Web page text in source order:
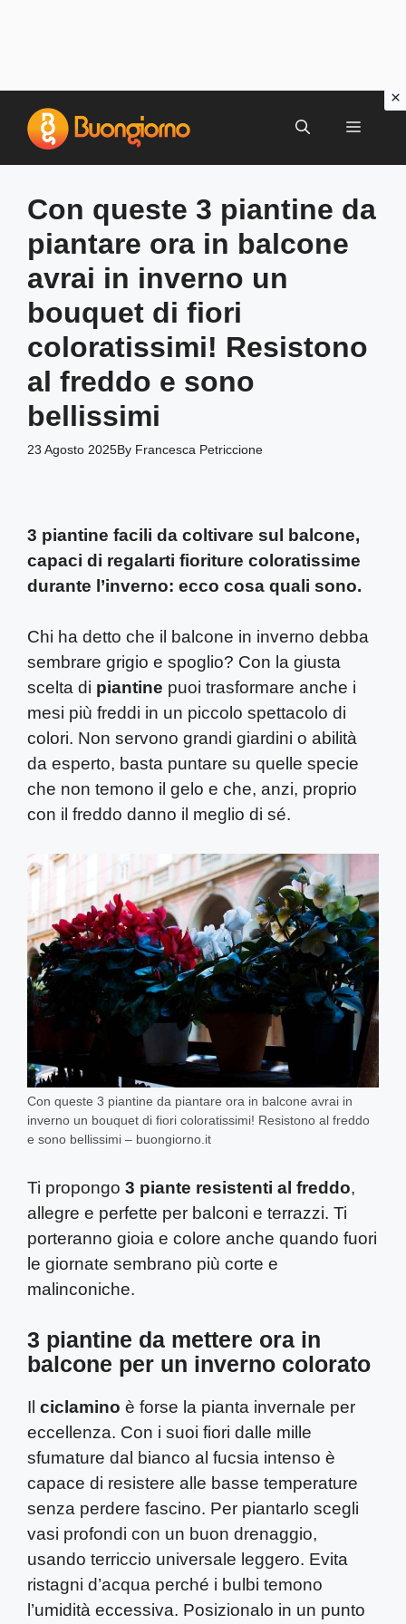
contenuto
MENU
Con queste 3 piantine da
piantare ora in balcone
avrai in inverno un
bouquet di fiori
coloratissimi! Resistono
al freddo e sono
bellissimi
23 Agosto 2025By Francesca Petriccione
3 piantine facili da coltivare sul balcone,
capaci di regalarti fioriture coloratissime
durante l’inverno: ecco cosa quali sono.
Chi ha detto che il balcone in inverno debba
sembrare grigio e spoglio? Con la giusta
scelta di piantine puoi trasformare anche i
mesi più freddi in un piccolo spettacolo di
colori. Non servono grandi giardini o abilità
da esperto, basta puntare su quelle specie
che non temono il gelo e che, anzi, proprio
con il freddo danno il meglio di sé.
Con queste 3 piantine da piantare ora in balcone avrai in
inverno un bouquet di fiori coloratissimi! Resistono al freddo
e sono bellissimi – buongiorno.it
Ti propongo 3 piante resistenti al freddo,
allegre e perfette per balconi e terrazzi. Ti
porteranno gioia e colore anche quando fuori
le giornate sembrano più corte e
malinconiche.
3 piantine da mettere ora in
balcone per un inverno colorato
Il ciclamino è forse la pianta invernale per
eccellenza. Con i suoi fiori dalle mille
sfumature dal bianco al fucsia intenso è
capace di resistere alle basse temperature
senza perdere fascino. Per piantarlo scegli
vasi profondi con un buon drenaggio,
usando terriccio universale leggero. Evita
ristagni d’acqua perché i bulbi temono
l’umidità eccessiva. Posizionalo in un punto